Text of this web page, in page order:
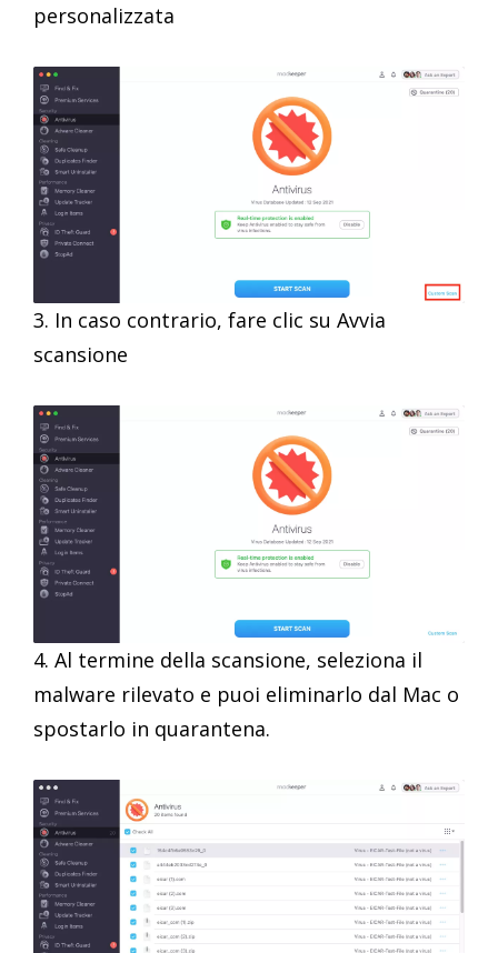
personalizzata
3. In caso contrario, fare clic su Avvia
scansione
4. Al termine della scansione, seleziona il
malware rilevato e puoi eliminarlo dal Mac o
spostarlo in quarantena.